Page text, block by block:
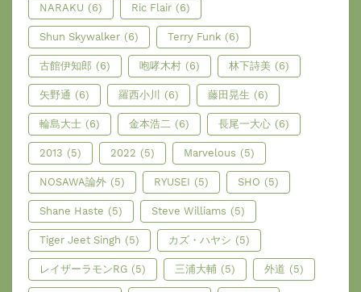
NARAKU (6) Ric Flair (6)
Shun Skywalker (6) Terry Funk (6)
古館伊知郎 (6) 咆哮木村 (6) 林下詩美 (6)
矢野通 (6) 羅西小川 (6) 藤田晃生 (6)
輪島大士 (6) 金本浩二 (6) 長尾一大心 (6)
2013 (5) 2022 (5) Marvelous (5)
NOSAWA論外 (5) RYUSEI (5) SHO (5)
Shane Haste (5) Steve Williams (5)
Tiger Jeet Singh (5) カズ・ハヤシ (5)
レイザーラモンRG (5) 三浦大輔 (5) 外道 (5)